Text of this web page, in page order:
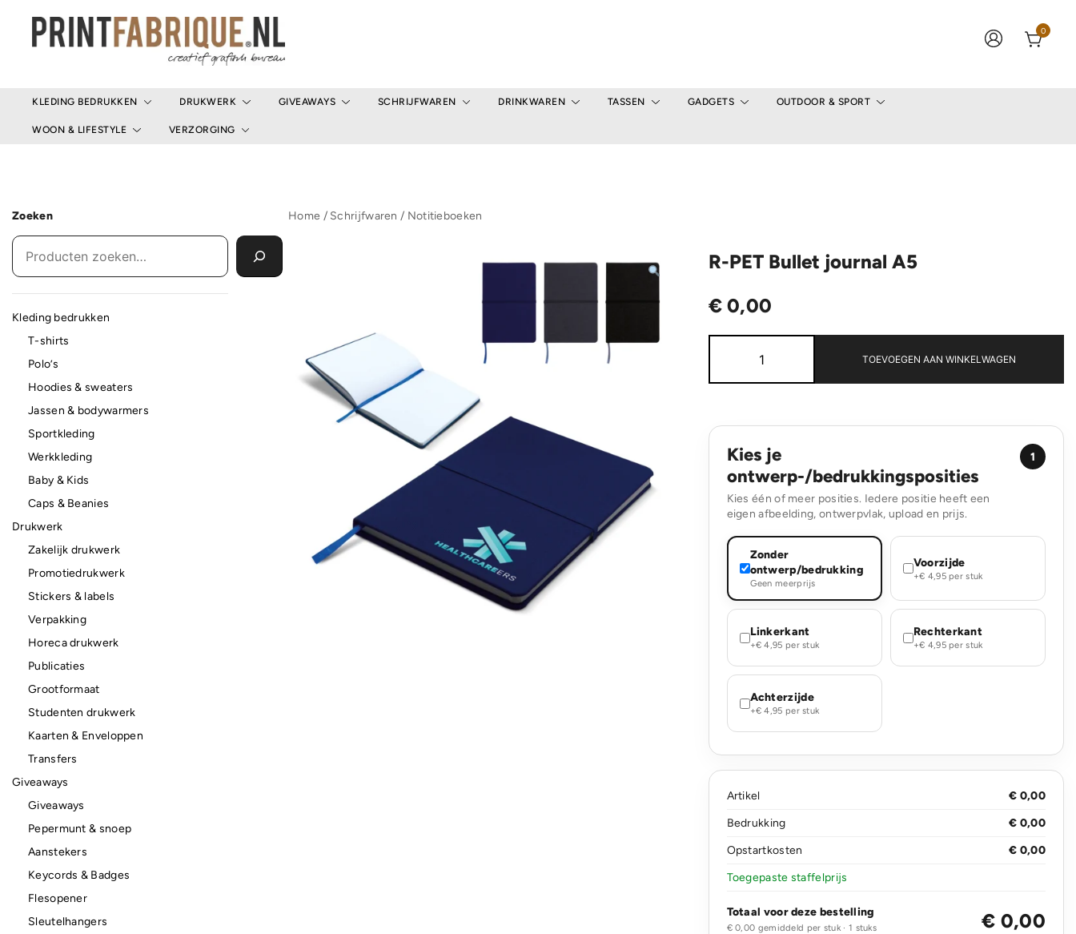
0
KLEDING BEDRUKKEN DRUKWERK GIVEAWAYS SCHRIJFWAREN DRINKWAREN TASSEN GADGETS OUTDOOR & SPORT
WOON & LIFESTYLE VERZORGING
Home / Schrijfwaren / Notitieboeken
R-PET Bullet journal A5
€0,00
PET
TOEVOEGEN AAN WINKELWAGEN
Kies je
ontwerp-/bedrukkingsposities
Kies één of meer posities. Iedere positie heeft een
eigen afbeelding, ontwerpvlak, upload en prijs.
1
Zonder
ontwerp/bedrukking
Geen meerprijs
Voorzijde
+€ 4,95 per stuk
Linkerkant
+€ 4,95 per stuk
Rechterkant
+€ 4,95 per stuk
Achterzijde
+€ 4,95 per stuk
Artikel
€ 0,00
Bedrukking
€ 0,00
Opstartkosten
€ 0,00
Toegepaste staffelprijs
Totaal voor deze bestelling
€ 0,00 gemiddeld per stuk · 1 stuks € 0,00
Zoeken
Kleding bedrukken
T-shirts
Polo’s
Hoodies & sweaters
Jassen & bodywarmers
Sportkleding
Werkkleding
Baby & Kids
Caps & Beanies
Drukwerk
Zakelijk drukwerk
Promotiedrukwerk
Stickers & labels
Verpakking
Horeca drukwerk
Publicaties
Grootformaat
Studenten drukwerk
Kaarten & Enveloppen
Transfers
Giveaways
Giveaways
Pepermunt & snoep
Aanstekers
Keycords & Badges
Flesopener
Sleutelhangers